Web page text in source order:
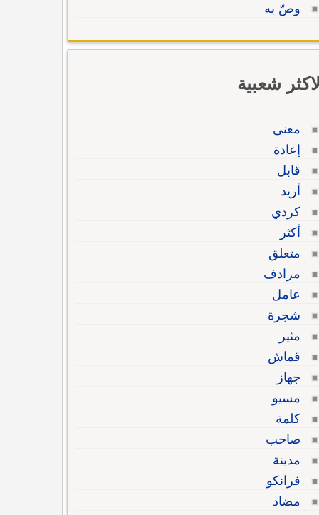
وصّ به
الاكثر شعبية
معنى
إعادة
قابل
أريد
كردي
أكثر
متعلق
مرادف
عامل
شجرة
مثير
قماش
جهاز
مسيو
كلمة
صاحب
مدينة
فرانكو
مضاد